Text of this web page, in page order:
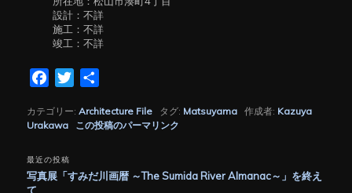
設計：不詳
施工：不詳
竣工：不詳
FacebookTwitter
カテゴリー:Architecture File タグ: Matsuyama 作成者: Kazuya
Urakawa
この投稿のパーマリンク
最近の投稿
写真展「すみだ川画暦 ～The Sumida River Almanac～」を終え
て